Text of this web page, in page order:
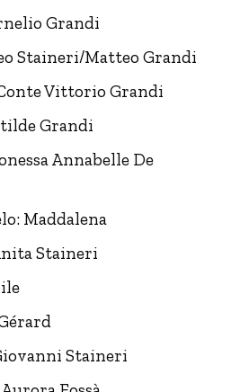
Grandi
Staineri/Matteo Grandi
Vittorio Grandi
Grandi
Annabelle De
Maddalena
Staineri
Staineri